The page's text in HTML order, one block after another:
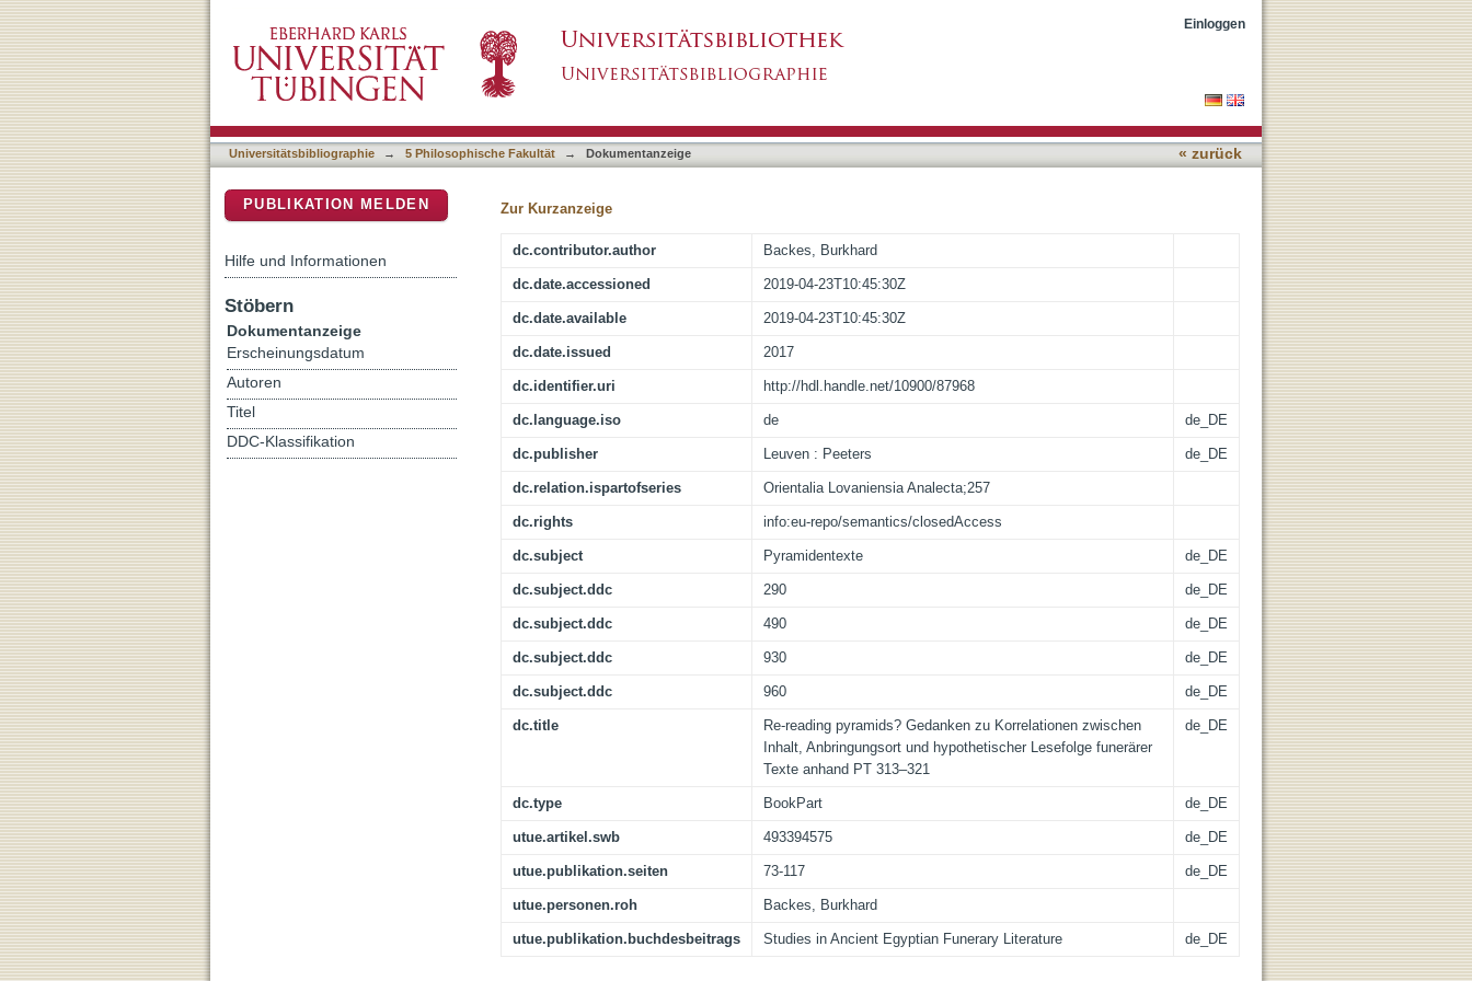
hypothetischer Lesefolge funerärer Texte anhand PT 313–321
Einloggen
Universitätsbibliographie → 5 Philosophische Fakultät → Dokumentanzeige « zurück
Zur Kurzanzeige
dc.contributor.author Backes, Burkhard
dc.date.accessioned 2019-04-23T10:45:30Z
dc.date.available 2019-04-23T10:45:30Z
dc.date.issued 2017
dc.identifier.uri http://hdl.handle.net/10900/87968
dc.language.iso de de_DE
dc.publisher Leuven : Peeters de_DE
dc.relation.ispartofseries Orientalia Lovaniensia Analecta;257
dc.rights info:eu-repo/semantics/closedAccess
dc.subject Pyramidentexte de_DE
dc.subject.ddc 290 de_DE
dc.subject.ddc 490 de_DE
dc.subject.ddc 930 de_DE
dc.subject.ddc 960 de_DE
dc.title
Re-reading pyramids? Gedanken zu Korrelationen zwischen
Inhalt, Anbringungsort und hypothetischer Lesefolge funerärer
Texte anhand PT 313–321
de_DE
dc.type BookPart de_DE
utue.artikel.swb 493394575 de_DE
utue.publikation.seiten 73-117 de_DE
utue.personen.roh Backes, Burkhard
utue.publikation.buchdesbeitrags Studies in Ancient Egyptian Funerary Literature de_DE
PUBLIKATION MELDEN
Hilfe und Informationen
Stöbern
Dokumentanzeige
Erscheinungsdatum
Autoren
Titel
DDC-Klassifikation